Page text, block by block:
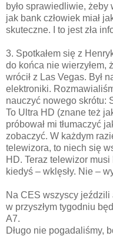
było sprawiedliwie,
jak bank człowiek miał
skuteczne. I to jest zła
3. Spotkałem się z
do końca nie wierzyłem,
wrócił z Las Vegas. Był
elektroniki.
nauczyć nowego skrótu:
To Ultra HD (znane też
próbował mi tłumaczyć
zobaczyć. W każdym
telewizora, to niech się
HD. Teraz telewizor
kiedyś – wklęsły. Nie –
Na CES wszyscy jeździli
w przyszłym tygodniu
A7.
Długo nie pogadaliśmy,